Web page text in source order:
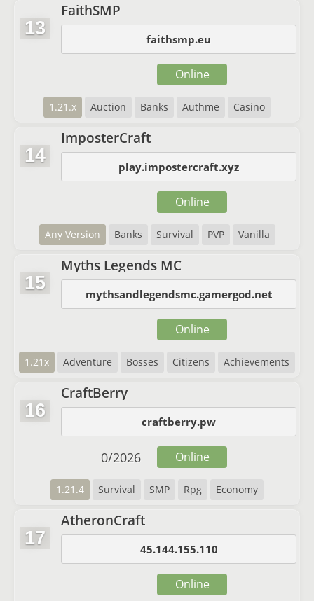
13
FaithSMP
faithsmp.eu
1.21.x Auction Banks Authme Casino
Online
14
ImposterCraft
play.impostercraft.xyz
Any Version Banks Survival PVP Vanilla
Online
15
Myths Legends MC
mythsandlegendsmc.gamergod.net
1.21x Adventure Bosses Citizens Achievements
Online
16
CraftBerry
craftberry.pw
1.21.4 Survival SMP Rpg Economy
0/2026 Online
17
AtheronCraft
45.144.155.110
Online